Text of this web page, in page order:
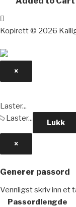
Kopirett © 2026
×
Laster...
Laster...
Lukk
×
Generer passord
Vennligst skriv inn et
Passordlengde